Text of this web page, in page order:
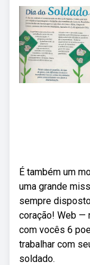
É também um
uma grande
sempre
coração! Web —
com vocês 6
trabalhar com
soldado.